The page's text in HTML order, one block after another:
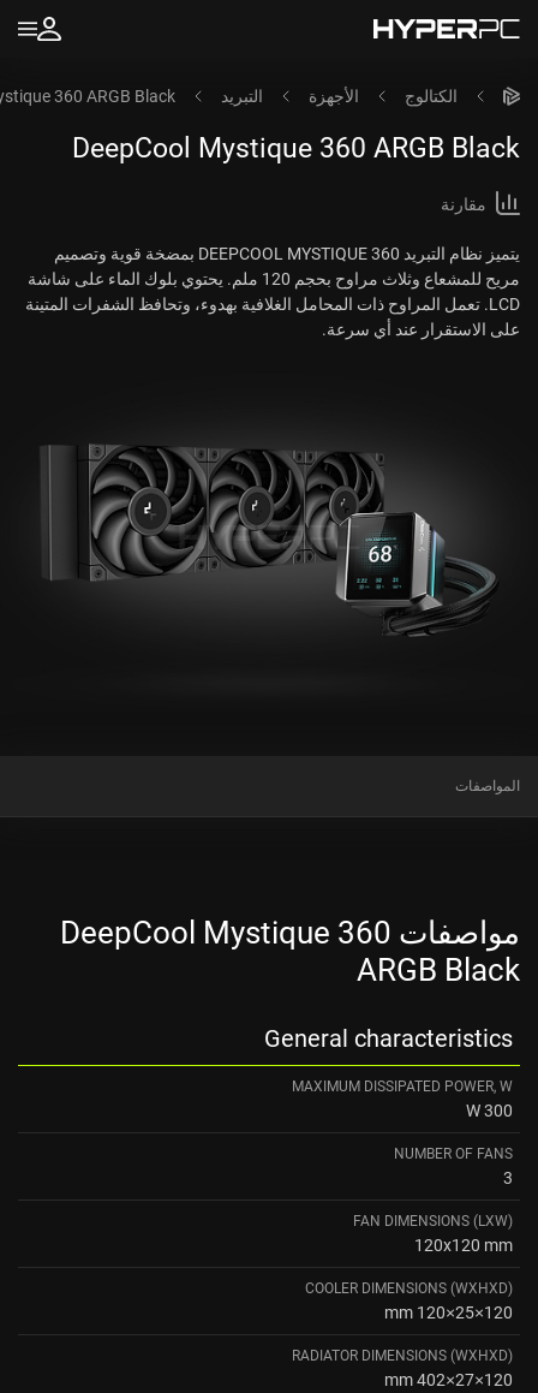
الكتالوج الأجهزة التبريد 360 ARGB Black
DeepCool Mystique 360 ARGB Black
مقارنة
يتميز نظام التبريد DEEPCOOL MYSTIQUE 360 بمضخة قوية وتصميم
مريح للمشعاع وثلاث مراوح بحجم 120 ملم. يحتوي بلوك الماء على شاشة
LCD. تعمل المراوح ذات المحامل الغلافية بهدوء، وتحافظ الشفرات المتينة
على الاستقرار عند أي سرعة.
المواصفات
مواصفات DeepCool Mystique 360
ARGB Black
General characteristics
MAXIMUM DISSIPATED POWER, W
300 W
NUMBER OF FANS
3
FAN DIMENSIONS (LXW)
120x120 mm
COOLER DIMENSIONS (WXHXD)
120×25×120 mm
RADIATOR DIMENSIONS (WXHXD)
120×27×402 mm